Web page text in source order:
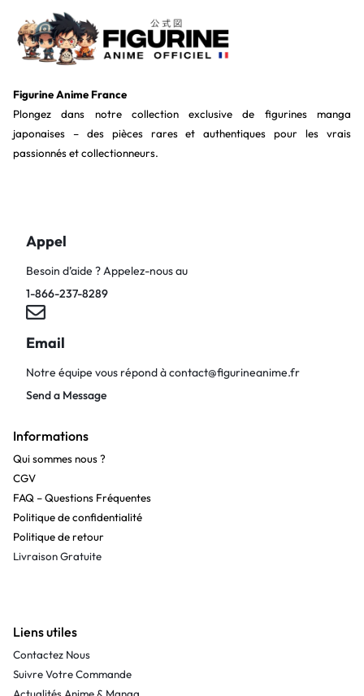
Figurine Anime France
Plongez dans notre collection exclusive de figurines manga
japonaises – des pièces rares et authentiques pour les vrais
passionnés et collectionneurs.
Appel
Besoin d’aide ? Appelez-nous au
1-866-237-8289
Email
Notre équipe vous répond àcontact@figurineanime.fr
Send a Message
Informations
Qui sommes nous ?
CGV
FAQ – Questions Fréquentes
Politique de confidentialité
Politique de retour
Livraison Gratuite
Liens utiles
Contactez Nous
Suivre Votre Commande